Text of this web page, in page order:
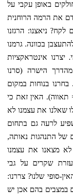
באופן עקבי על
את הרמה הרוחנית
ניאצנו: הרגזנו
בכוונה. גרמנו
אינטראקציות
מהדרך הישרה (סרנו
בנוחות במקום
תאווה). האין זאת כי
שאלנו את עצמנו לא
לרעה גם בתחום
של התנהגות נאותה,
לא מצאנו את עצמנו
שקרים על גבי
סופי שלנו? צררנו:
במצבים בהם אכן יש